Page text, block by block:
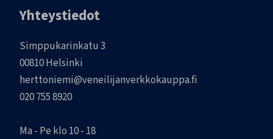
Yhteystiedot
Simppukarinkatu 3
00810 Helsinki
herttoniemi@veneilijanverkkokauppa.fi
020 755 8920
Ma - Pe klo 10 - 18